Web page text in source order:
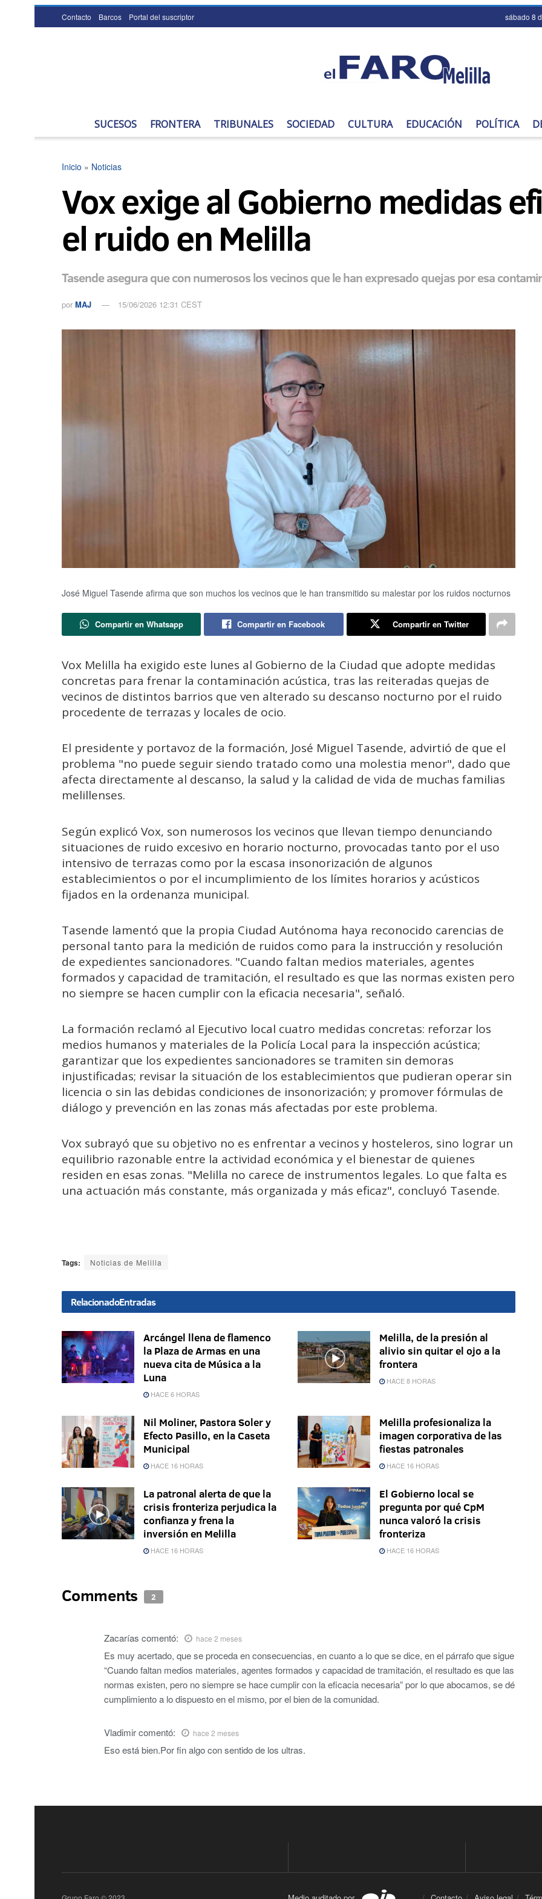
Contacto Barcos Portal del suscriptor sábado 8
SUCESOS FRONTERA TRIBUNALES SOCIEDAD CULTURA EDUCACIÓN POLÍTICA
Inicio » Noticias
Vox exige al Gobierno medidas
el ruido en Melilla
Tasende asegura que con numerosos los vecinos que le han expresado quejas por esa
por MAJ 15/06/2026 12:31 CEST
José Miguel Tasende afirma que son muchos los vecinos que le han transmitido su malestar por los ruidos nocturnos
Compartir en Whatsapp Compartir en Facebook Compartir en Twitter
Vox Melilla ha exigido este lunes al Gobierno de la Ciudad que adopte medidas
concretas para frenar la contaminación acústica, tras las reiteradas quejas de
vecinos de distintos barrios que ven alterado su descanso nocturno por el ruido
procedente de terrazas y locales de ocio.
El presidente y portavoz de la formación, José Miguel Tasende, advirtió de que el
problema "no puede seguir siendo tratado como una molestia menor", dado que
afecta directamente al descanso, la salud y la calidad de vida de muchas familias
melillenses.
Según explicó Vox, son numerosos los vecinos que llevan tiempo denunciando
situaciones de ruido excesivo en horario nocturno, provocadas tanto por el uso
intensivo de terrazas como por la escasa insonorización de algunos
establecimientos o por el incumplimiento de los límites horarios y acústicos
fijados en la ordenanza municipal.
Tasende lamentó que la propia Ciudad Autónoma haya reconocido carencias de
personal tanto para la medición de ruidos como para la instrucción y resolución
de expedientes sancionadores. "Cuando faltan medios materiales, agentes
formados y capacidad de tramitación, el resultado es que las normas existen pero
no siempre se hacen cumplir con la eficacia necesaria", señaló.
La formación reclamó al Ejecutivo local cuatro medidas concretas: reforzar los
medios humanos y materiales de la Policía Local para la inspección acústica;
garantizar que los expedientes sancionadores se tramiten sin demoras
injustificadas; revisar la situación de los establecimientos que pudieran operar sin
licencia o sin las debidas condiciones de insonorización; y promover fórmulas de
diálogo y prevención en las zonas más afectadas por este problema.
Vox subrayó que su objetivo no es enfrentar a vecinos y hosteleros, sino lograr un
equilibrio razonable entre la actividad económica y el bienestar de quienes
residen en esas zonas. "Melilla no carece de instrumentos legales. Lo que falta es
una actuación más constante, más organizada y más eficaz", concluyó Tasende.
Tags: Noticias de Melilla
RelacionadoEntradas
Arcángel llena de flamenco
la Plaza de Armas en una
nueva cita de Música a la
Luna
HACE 6 HORAS
Melilla, de la presión al
alivio sin quitar el ojo a la
frontera
HACE 8 HORAS
Nil Moliner, Pastora Soler y
Efecto Pasillo, en la Caseta
Municipal
HACE 16 HORAS
Melilla profesionaliza la
imagen corporativa de las
fiestas patronales
HACE 16 HORAS
La patronal alerta de que la
crisis fronteriza perjudica la
confianza y frena la
inversión en Melilla
HACE 16 HORAS
El Gobierno local se
pregunta por qué CpM
nunca valoró la crisis
fronteriza
HACE 16 HORAS
Comments 2
Zacarías comentó: hace 2 meses
Es muy acertado, que se proceda en consecuencias, en cuanto a lo que se dice, en el párrafo que sigue
“Cuando faltan medios materiales, agentes formados y capacidad de tramitación, el resultado es que las
normas existen, pero no siempre se hace cumplir con la eficacia necesaria” por lo que abocamos, se dé
cumplimiento a lo dispuesto en el mismo, por el bien de la comunidad.
Vladimircomentó: hace 2 meses
Eso está bien.Por fin algo con sentido de los ultras.